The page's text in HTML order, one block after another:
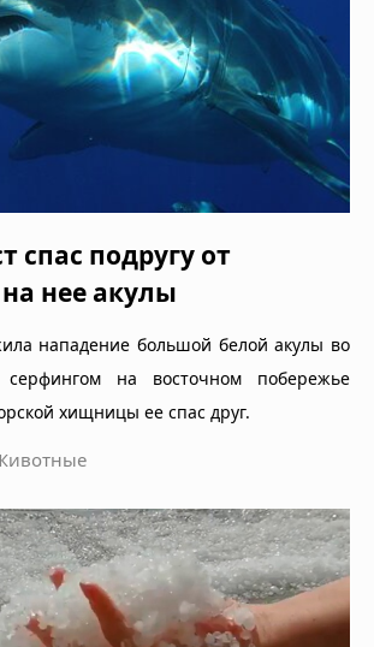
спас подругу от
нее акулы
нападение большой белой акулы во
на восточном побережье
хищницы ее спас друг.